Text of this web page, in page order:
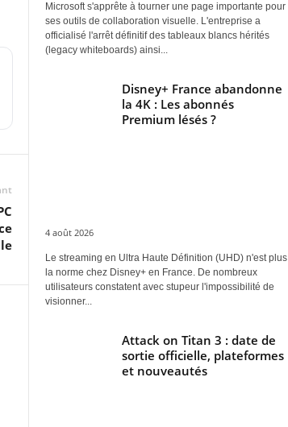
Microsoft s'apprête à tourner une page importante pour
ses outils de collaboration visuelle. L'entreprise a
officialisé l'arrêt définitif des tableaux blancs hérités
(legacy whiteboards) ainsi...
Disney+ France abandonne
la 4K : Les abonnés
Premium lésés ?
4 août 2026
Le streaming en Ultra Haute Définition (UHD) n'est plus
la norme chez Disney+ en France. De nombreux
utilisateurs constatent avec stupeur l'impossibilité de
visionner...
Attack on Titan 3 : date de
sortie officielle, plateformes
et nouveautés